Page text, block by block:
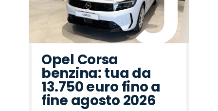
Opel Corsa
benzina: tua da
13.750 euro fino a
fine agosto 2026